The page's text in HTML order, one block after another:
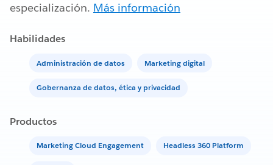
especialización. Más información
Habilidades
Administración de datos Marketing digital
Gobernanza de datos, ética y privacidad
Productos
Marketing Cloud Engagement Headless 360 Platform